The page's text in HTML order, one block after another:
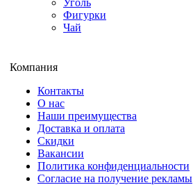
Уголь
Фигурки
Чай
Компания
Контакты
О нас
Наши преимущества
Доставка и оплата
Скидки
Вакансии
Политика конфиденциальности
Согласие на получение рекламы